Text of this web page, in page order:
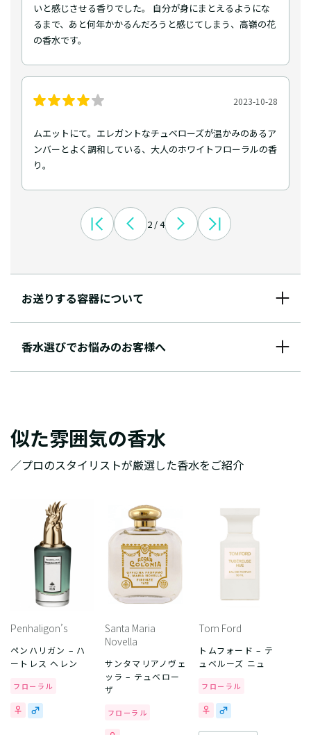
いと感じさせる香りでした。 自分が身にまとえるようにな
るまで、あと何年かかるんだろうと感じてしまう、高嶺の花
の香水です。
2023-10-28
ムエットにて。エレガントなチュベローズが温かみのあるア
ンバーとよく調和している、大人のホワイトフローラルの香
り。
2 / 4
お送りする容器について
香水選びでお悩みのお客様へ
似た雰囲気の香水
／プロのスタイリストが厳選した香水をご紹介
Penhaligon’s
ペンハリガン – ハ
ートレス ヘレン
フローラル
Santa Maria
Novella
サンタマリアノヴェ
ッラ – テュベロー
ザ
フローラル
Tom Ford
トムフォード – テ
ュベルーズ ニュ
フローラル